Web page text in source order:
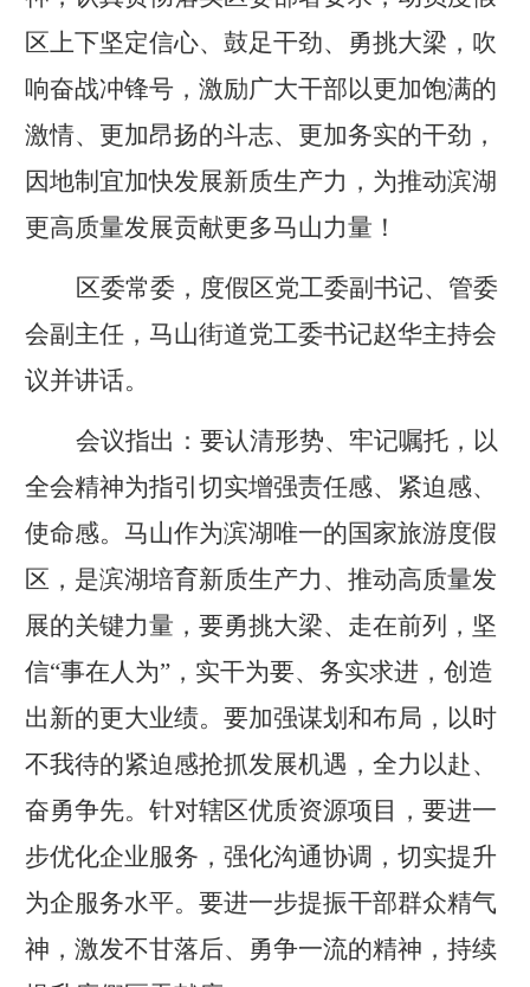
区上下坚定信心、鼓足干劲、勇挑大梁，吹
响奋战冲锋号，激励广大干部以更加饱满的
激情、更加昂扬的斗志、更加务实的干劲，
因地制宜加快发展新质生产力，为推动滨湖
更高质量发展贡献更多马山力量！
区委常委，度假区党工委副书记、管委
会副主任，马山街道党工委书记赵华主持会
议并讲话。
会议指出 ： 要认清形势、牢记嘱托，以
全会精神为指引切实增强责任感、紧迫感、
使命感。马山作为滨湖唯一的国家旅游度假
区，是滨湖培育新质生产力、推动高质量发
展的关键力量，要勇挑大梁、走在前列，坚
信“事在人为”，实干为要、务实求进，创造
出新的更大业绩。要加强谋划和布局，以时
不我待的紧迫感抢抓发展机遇，全力以赴、
奋勇争先。针对辖区优质资源项目，要进一
步优化企业服务，强化沟通协调，切实提升
为企服务水平。要进一步提振干部群众精气
神，激发不甘落后、勇争一流的精神，持续